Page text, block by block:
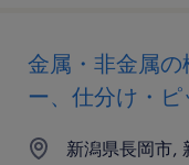
金属・非金属
ー、仕分け・
新潟県長岡市,